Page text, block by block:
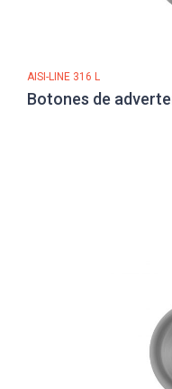
AISI-LINE 316 L
Botones de